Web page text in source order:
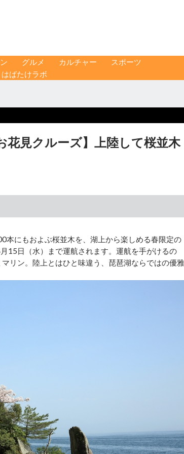
グルメ カルチャー
スポーツ
はばたけラボ
花見クルーズ】上陸して桜並木
本にもおよぶ桜並木を、湖上から楽しめる春限定の
15日（水）まで運航されます。運航を手がけるの
リン。陸上とはひと味違う、琵琶湖ならではの優雅